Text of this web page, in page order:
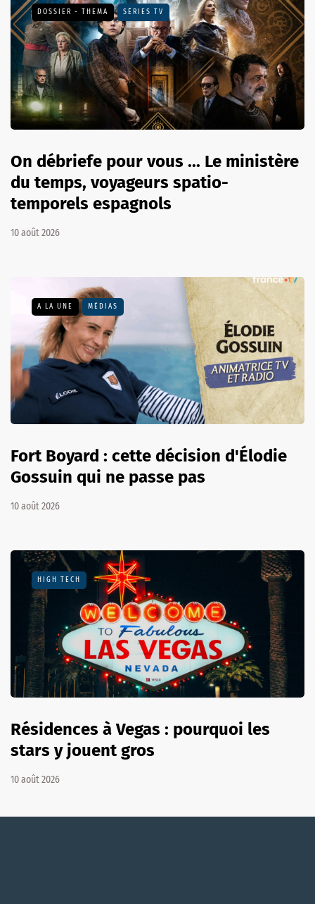
DOSSIER - THEMA SÉRIES TV
On débriefe pour vous ... Le ministère
du temps, voyageurs spatio-
temporels espagnols
10 août 2026
A LA UNE MÉDIAS
Fort Boyard : cette décision d'Élodie
Gossuin qui ne passe pas
10 août 2026
HIGH TECH
Résidences à Vegas : pourquoi les
stars y jouent gros
10 août 2026